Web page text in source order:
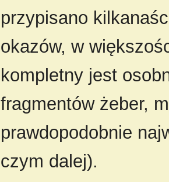
przypisano
okazów, w
kompletny jest
fragmentów żeber,
prawdopodobnie
czym dalej).